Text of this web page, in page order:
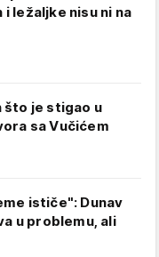
ležaljke nisu ni na
što je stigao u
sa Vučićem
ističe": Dunav
u problemu, ali